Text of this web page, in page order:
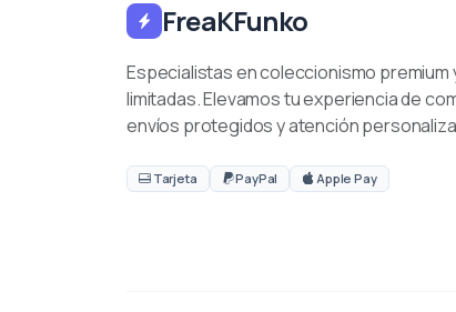
FreaKFunko
Especialistas en coleccionismo premium
limitadas. Elevamos tu experiencia de
envíos protegidos y atención
Tarjeta PayPal Apple Pay